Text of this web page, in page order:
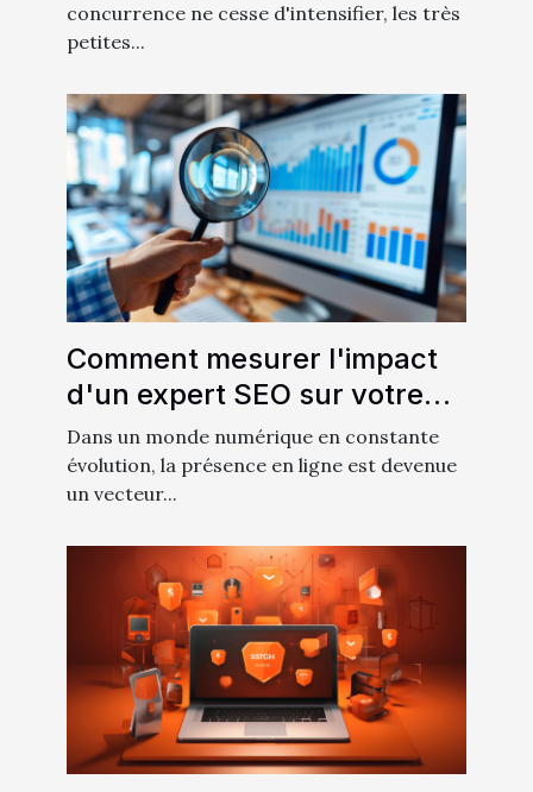
concurrence ne cesse d'intensifier, les très
petites...
Comment mesurer l'impact
d'un expert SEO sur votre
chiffre d'affaires
Dans un monde numérique en constante
évolution, la présence en ligne est devenue
un vecteur...